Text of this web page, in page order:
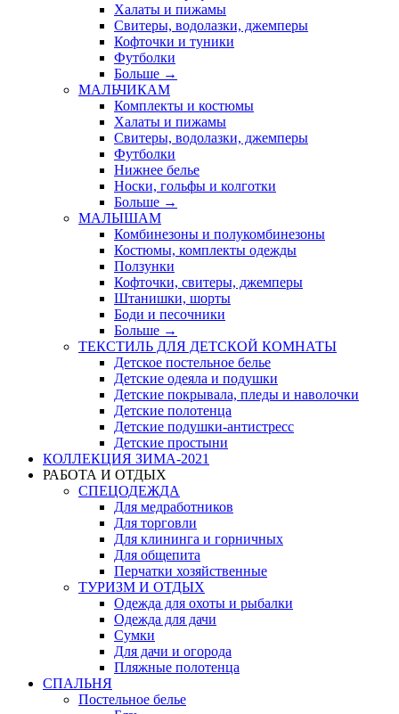
Халаты и пижамы
Свитеры, водолазки, джемперы
Кофточки и туники
Футболки
Больше →
МАЛЬЧИКАМ
Комплекты и костюмы
Халаты и пижамы
Свитеры, водолазки, джемперы
Футболки
Нижнее белье
Носки, гольфы и колготки
Больше →
МАЛЫШАМ
Комбинезоны и полукомбинезоны
Костюмы, комплекты одежды
Ползунки
Кофточки, свитеры, джемперы
Штанишки, шорты
Боди и песочники
Больше →
ТЕКСТИЛЬ ДЛЯ ДЕТСКОЙ КОМНАТЫ
Детское постельное белье
Детские одеяла и подушки
Детские покрывала, пледы и наволочки
Детские полотенца
Детские подушки-антистресс
Детские простыни
КОЛЛЕКЦИЯ ЗИМА-2021
РАБОТА И ОТДЫХ
СПЕЦОДЕЖДА
Для медработников
Для торговли
Для клининга и горничных
Для общепита
Перчатки хозяйственные
ТУРИЗМ И ОТДЫХ
Одежда для охоты и рыбалки
Одежда для дачи
Сумки
Для дачи и огорода
Пляжные полотенца
СПАЛЬНЯ
Постельное белье